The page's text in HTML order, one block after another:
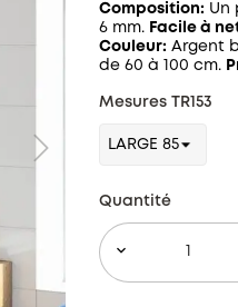
Composition: Un
6 mm. Facile à
Couleur: Argent
de 60 à 100 cm.
Mesures TR153
Quantité